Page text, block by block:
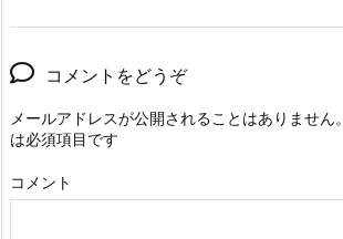
コメントをどうぞ
メールアドレスが公開されることはありません。
は必須項目です
コメント